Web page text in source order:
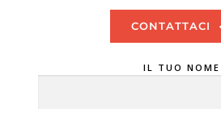
CONTATTACI
IL TUO NOME